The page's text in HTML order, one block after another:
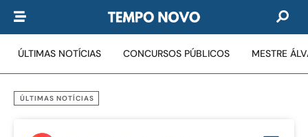
ÚLTIMAS NOTÍCIAS CONCURSOS PÚBLICOS MESTRE
ÚLTIMAS NOTÍCIAS